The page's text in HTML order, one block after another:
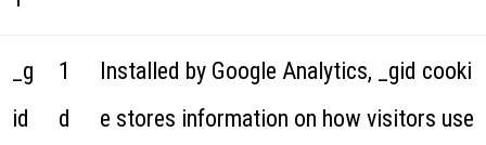
_g
id
1
d
Installed by Google Analytics, _gid cooki
e stores information on how visitors use